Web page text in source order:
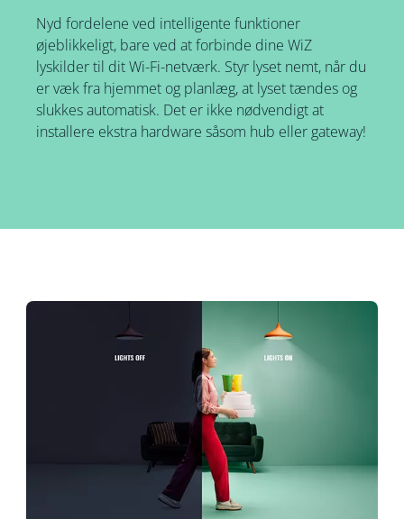
Nyd fordelene ved intelligente funktioner
øjeblikkeligt, bare ved at forbinde dine WiZ
lyskilder til dit Wi-Fi-netværk. Styr lyset nemt, når du
er væk fra hjemmet og planlæg, at lyset tændes og
slukkes automatisk. Det er ikke nødvendigt at
installere ekstra hardware såsom hub eller gateway!